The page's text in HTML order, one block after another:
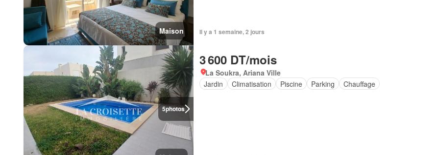
Maison Il y a 1 semaine, 2 jours
5photos
3 600 DT/mois
La Soukra, Ariana Ville
Jardin
Climatisation Piscine Parking Chauffage